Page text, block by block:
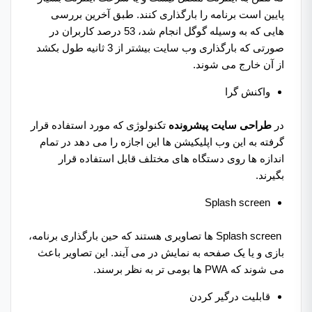
پایین است برنامه را بارگذاری کنند. طبق آخرین بررسی
هایی که به وسیله گوگل انجام شد، 53 درصد کاربران در
صورتی که بارگذاری وب سایت بیشتر از 3 ثانیه طول بکشد
از آن خارج می شوند.
واکنش گرا
در طراحی سایت پیشرونده تکنولوژی که مورد استفاده قرار
گرفته به این وب اپلیکیشن ها این اجازه را می دهد در تمام
اندازه ها روی دستگاه های مختلف قابل استفاده قرار
بگیرند.
Splash screen
Splash screen ها تصاویری هستند که حین بارگذاری برنامه،
بازی و یا یک صفحه به نمایش در می آیند. این تصاویر باعث
می شوند که PWA ها بومی تر به نظر برسند.
قابلیت درگیر کردن